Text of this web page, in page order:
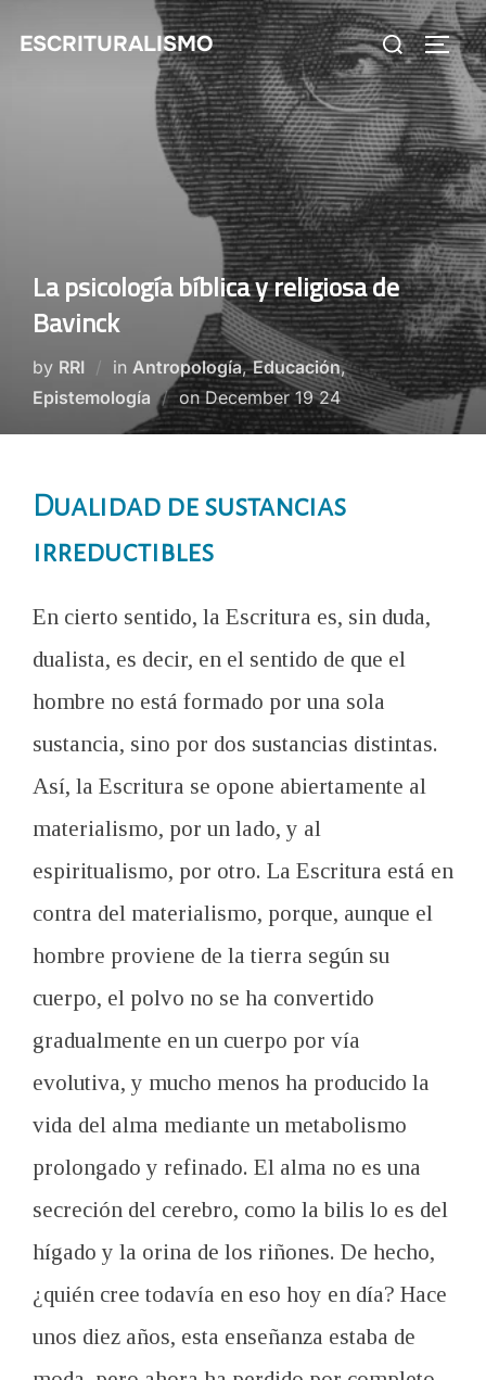
ESCRITURALISMO
Search
for:
La psicología bíblica y religiosa de
Bavinck
by RRI in Antropología,Educación,
Epistemología
onPosted
on
December 19 24
Dualidad de sustancias
irreductibles
En cierto sentido, la Escritura es, sin duda,
dualista, es decir, en el sentido de que el
hombre no está formado por una sola
sustancia, sino por dos sustancias distintas.
Así, la Escritura se opone abiertamente al
materialismo, por un lado, y al
espiritualismo, por otro. La Escritura está en
contra del materialismo, porque, aunque el
hombre proviene de la tierra según su
cuerpo, el polvo no se ha convertido
gradualmente en un cuerpo por vía
evolutiva, y mucho menos ha producido la
vida del alma mediante un metabolismo
prolongado y refinado. El alma no es una
secreción del cerebro, como la bilis lo es del
hígado y la orina de los riñones. De hecho,
¿quién cree todavía en eso hoy en día? Hace
unos diez años, esta enseñanza estaba de